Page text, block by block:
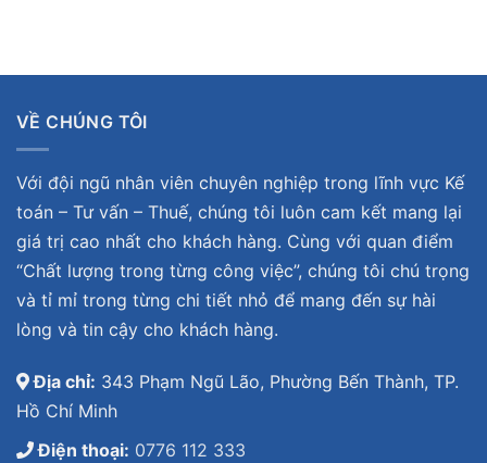
VỀ CHÚNG TÔI
Với đội ngũ nhân viên chuyên nghiệp trong lĩnh vực Kế
toán – Tư vấn – Thuế, chúng tôi luôn cam kết mang lại
giá trị cao nhất cho khách hàng. Cùng với quan điểm
“Chất lượng trong từng công việc”, chúng tôi chú trọng
và tỉ mỉ trong từng chi tiết nhỏ để mang đến sự hài
lòng và tin cậy cho khách hàng.
Địa chỉ: 343 Phạm Ngũ Lão, Phường Bến Thành, TP.
Hồ Chí Minh
Điện thoại: 0776 112 333